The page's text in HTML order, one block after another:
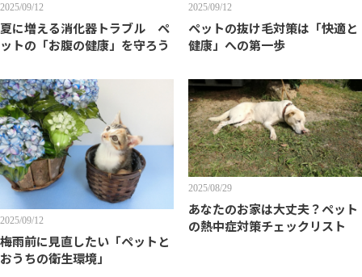
2025/09/12
夏に増える消化器トラブル ペ
ットの「お腹の健康」を守ろう
2025/09/12
ペットの抜け毛対策は「快適と
健康」への第一歩
2025/09/12
梅雨前に見直したい「ペットと
おうちの衛生環境」
2025/08/29
あなたのお家は大丈夫？ペット
の熱中症対策チェックリスト